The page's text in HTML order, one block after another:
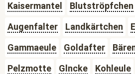
Kaisermantel
Blutströpfchen
Augenfalter
Landkärtchen
Gammaeule
Goldafter
Pelzmotte
Glncke Kohleule